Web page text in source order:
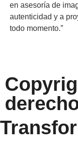
en asesoría de
autenticidad y a
todo momento.”